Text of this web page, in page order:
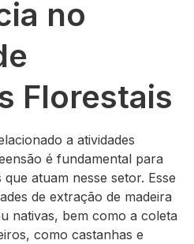
no
Florestais
a atividades
é fundamental para
atuam nesse setor. Esse
de extração de madeira
nativas, bem como a coleta
como castanhas e